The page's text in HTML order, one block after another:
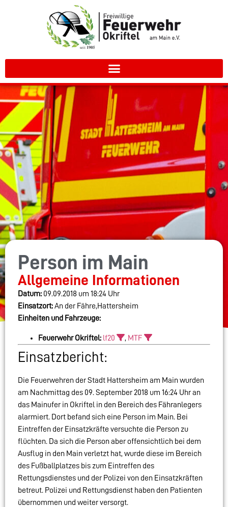
Person im Main
Allgemeine Informationen
Datum: 09.09.2018 um 18:24 Uhr
Einsatzort:An der Fähre,Hattersheim
Einheiten und Fahrzeuge:
Feuerwehr Okriftel: lf20 , MTF
Einsatzbericht:
Die Feuerwehren der Stadt Hattersheim am Main wurden
am Nachmittag des 09. September 2018 um 16:24 Uhr an
das Mainufer in Okriftel in den Bereich des Fähranlegers
alarmiert. Dort befand sich eine Person im Main. Bei
Eintreffen der Einsatzkräfte versuchte die Person zu
flüchten. Da sich die Person aber offensichtlich bei dem
Ausflug in den Main verletzt hat, wurde diese im Bereich
des Fußballplatzes bis zum Eintreffen des
Rettungsdienstes und der Polizei von den Einsatzkräften
betreut. Polizei und Rettungsdienst haben den Patienten
übernommen und weiter versorgt.